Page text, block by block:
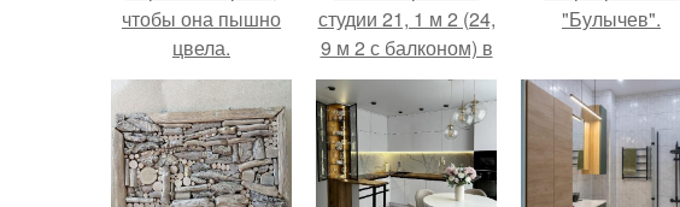
чтобы она пышно
цвела.
студии 21, 1 м 2 (24,
9 м 2 с балконом) в
Краснодаре.
"Булычев".